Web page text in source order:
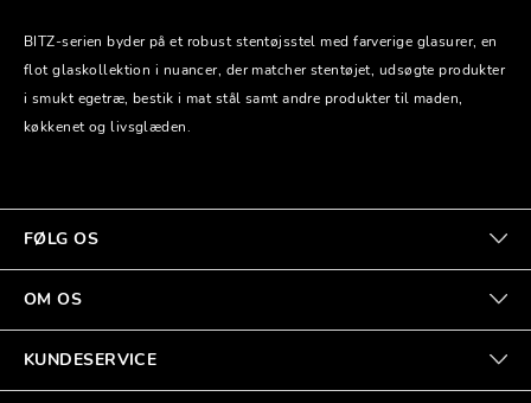
BITZ-serien byder på et robust stentøjsstel med farverige glasurer, en
flot glaskollektion i nuancer, der matcher stentøjet, udsøgte produkter
i smukt egetræ, bestik i mat stål samt andre produkter til maden,
køkkenet og livsglæden.
FØLG OS
OM OS
KUNDESERVICE